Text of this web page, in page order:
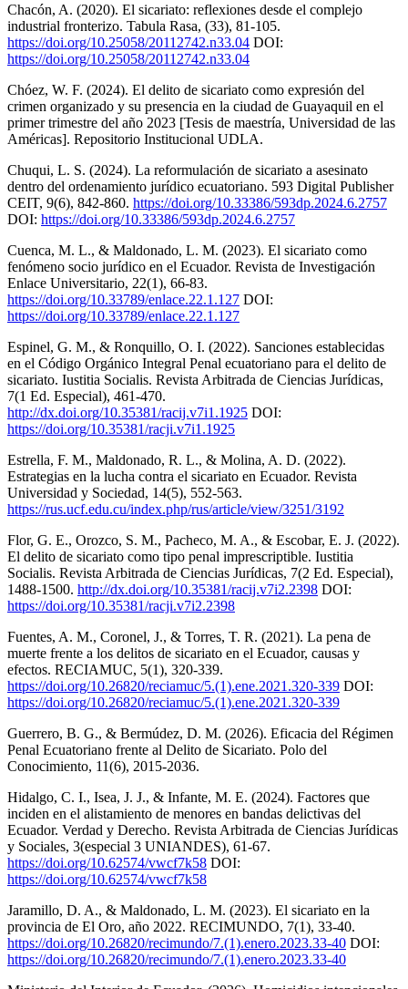
Chacón, A. (2020). El sicariato: reflexiones desde el complejo
industrial fronterizo. Tabula Rasa, (33), 81-105.
https://doi.org/10.25058/20112742.n33.04 DOI:
https://doi.org/10.25058/20112742.n33.04
Chóez, W. F. (2024). El delito de sicariato como expresión del
crimen organizado y su presencia en la ciudad de Guayaquil en el
primer trimestre del año 2023 [Tesis de maestría, Universidad de las
Américas]. Repositorio Institucional UDLA.
Chuqui, L. S. (2024). La reformulación de sicariato a asesinato
dentro del ordenamiento jurídico ecuatoriano. 593 Digital Publisher
CEIT, 9(6), 842-860. https://doi.org/10.33386/593dp.2024.6.2757
DOI: https://doi.org/10.33386/593dp.2024.6.2757
Cuenca, M. L., & Maldonado, L. M. (2023). El sicariato como
fenómeno socio jurídico en el Ecuador. Revista de Investigación
Enlace Universitario, 22(1), 66-83.
https://doi.org/10.33789/enlace.22.1.127 DOI:
https://doi.org/10.33789/enlace.22.1.127
Espinel, G. M., & Ronquillo, O. I. (2022). Sanciones establecidas
en el Código Orgánico Integral Penal ecuatoriano para el delito de
sicariato. Iustitia Socialis. Revista Arbitrada de Ciencias Jurídicas,
7(1 Ed. Especial), 461-470.
http://dx.doi.org/10.35381/racij.v7i1.1925 DOI:
https://doi.org/10.35381/racji.v7i1.1925
Estrella, F. M., Maldonado, R. L., & Molina, A. D. (2022).
Estrategias en la lucha contra el sicariato en Ecuador. Revista
Universidad y Sociedad, 14(5), 552-563.
https://rus.ucf.edu.cu/index.php/rus/article/view/3251/3192
Flor, G. E., Orozco, S. M., Pacheco, M. A., & Escobar, E. J. (2022).
El delito de sicariato como tipo penal imprescriptible. Iustitia
Socialis. Revista Arbitrada de Ciencias Jurídicas, 7(2 Ed. Especial),
1488-1500. http://dx.doi.org/10.35381/racij.v7i2.2398 DOI:
https://doi.org/10.35381/racji.v7i2.2398
Fuentes, A. M., Coronel, J., & Torres, T. R. (2021). La pena de
muerte frente a los delitos de sicariato en el Ecuador, causas y
efectos. RECIAMUC, 5(1), 320-339.
https://doi.org/10.26820/reciamuc/5.(1).ene.2021.320-339 DOI:
https://doi.org/10.26820/reciamuc/5.(1).ene.2021.320-339
Guerrero, B. G., & Bermúdez, D. M. (2026). Eficacia del Régimen
Penal Ecuatoriano frente al Delito de Sicariato. Polo del
Conocimiento, 11(6), 2015-2036.
Hidalgo, C. I., Isea, J. J., & Infante, M. E. (2024). Factores que
inciden en el alistamiento de menores en bandas delictivas del
Ecuador. Verdad y Derecho. Revista Arbitrada de Ciencias Jurídicas
y Sociales, 3(especial 3 UNIANDES), 61-67.
https://doi.org/10.62574/vwcf7k58 DOI:
https://doi.org/10.62574/vwcf7k58
Jaramillo, D. A., & Maldonado, L. M. (2023). El sicariato en la
provincia de El Oro, año 2022. RECIMUNDO, 7(1), 33-40.
https://doi.org/10.26820/recimundo/7.(1).enero.2023.33-40 DOI:
https://doi.org/10.26820/recimundo/7.(1).enero.2023.33-40